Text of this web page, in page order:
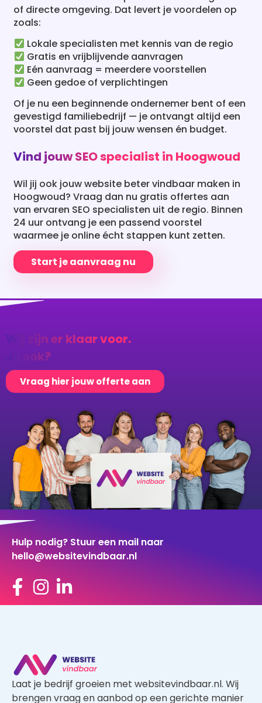
Eén aanvraag = meerdere voorstellen
Geen gedoe of verplichtingen
Of je nu een beginnende ondernemer bent of een
gevestigd familiebedrijf — je ontvangt altijd een
voorstel dat past bij jouw wensen én budget.
Vind jouw SEO specialist in Hoogwoud
Wil jij ook jouw website beter vindbaar maken in
van ervaren SEO specialisten uit de regio. Binnen
24 uur ontvang je een passend voorstel
waarmee je online écht stappen kunt zetten.
Start je aanvraag nu
Jij ook?
Hulp nodig? Stuur een mail naar
hello@websitevindbaar.nl
samen, waardoor je zowel als klant en als
aannemer profiteert van een kwalitatief goed
aanbod.